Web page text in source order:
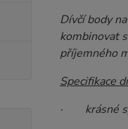
Dívčí body
kombinovat
příjemného
Specifikace
· krásné